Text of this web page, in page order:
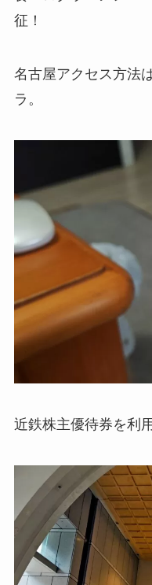
征！
名古屋アクセス方法
ラ。
近鉄株主優待券を利用